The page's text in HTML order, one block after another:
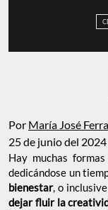
Por María José
25 de junio del 2024
Hay muchas
dedicándose un
bienestar, o inclusive
dejar fluir la